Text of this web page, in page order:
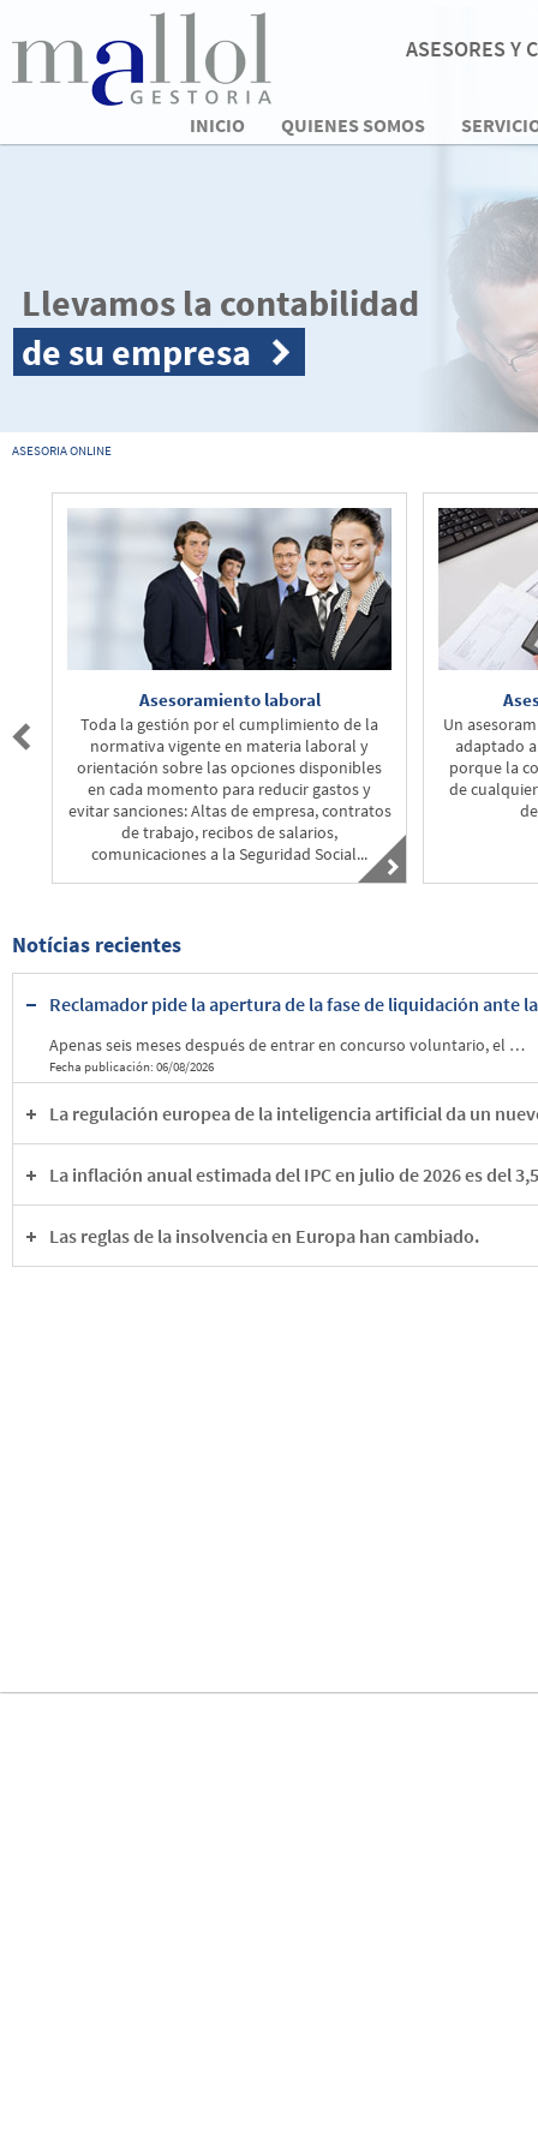
ASESORES Y
INICIO QUIENES SOMOS
Llevamos la contabilidad
de su empresa
ASESORIA ONLINE
Asesoramiento laboral
Toda la gestión por el cumplimiento de la
normativa vigente en materia laboral y
orientación sobre las opciones disponibles
en cada momento para reducir gastos y
evitar sanciones: Altas de empresa, contratos
de trabajo, recibos de salarios,
comunicaciones a la Seguridad Social...
Un
adaptado
porque la
de
Notícias recientes
Reclamador pide la apertura de la fase de liquidación ante la aparente imposibilidad de alcanzar un acuerdo con sus
Apenas seis meses después de entrar en concurso voluntario, el despacho especializado en reclamaciones en defensa de los consumidores frente a grandes empresas y administraciones ha solicitado este trámite al magistrado de la plaza número 9 de la sección de lo mercantil del Tribunal de Instancia de Madrid. La crítica situación financiera de Reclamador está relacionada con el parón del tráfico aéreo durante el Covid-19, que ha penalizado el flujo de entrada de nuevos casos. A esta situación se une la lentitud del sistema judicial español. Dado que su modelo de negocio se basa en el cobro de una comisión al finalizar con éxito la reclamación, los tiempos de espera en los juzgados castigan la capacidad de la empresa para monetizar su cartera de casos activos.
Fecha publicación: 06/08/2026
La regulación europea de la inteligencia artificial da un nuevo
La inflación anual estimada del IPC en julio de 2026 es del
Las reglas de la insolvencia en Europa han cambiado.